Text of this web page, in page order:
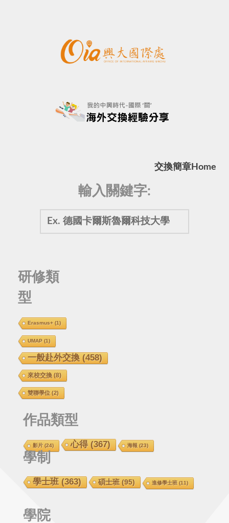
交換簡章 Home
輸入關鍵字:
研修類
型
Erasmus+(1)
UMAP (1)
一般赴外交換(458)
來校交換(8)
雙聯學位 (2)
作品類型
影片(24) 心得(367) 海報 (23)
學制
學士班(363) 碩士班(95) 進修學士班(11)
學院